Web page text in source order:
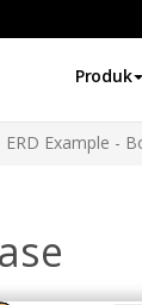
Produk
ERD Example -